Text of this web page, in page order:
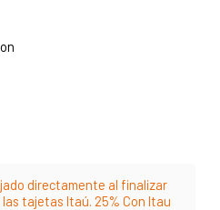
directamente al finalizar
las tajetas Itaú. 25% Con Itau